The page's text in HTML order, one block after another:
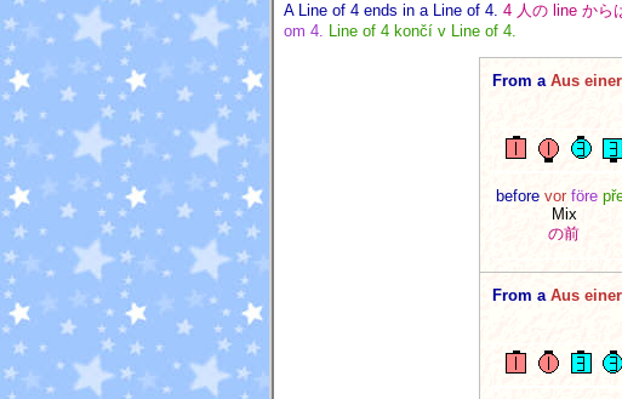
A Line of 4 ends in a Line of 4. 4 人の line から
om 4. Line of 4 končí v Line of 4.
From a Aus einer
before vor före
Mix
の前
From a Aus einer